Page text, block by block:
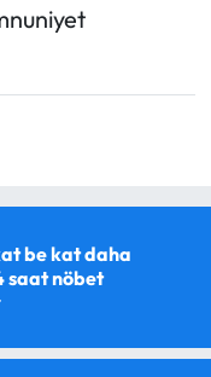
be kat daha
saat nöbet